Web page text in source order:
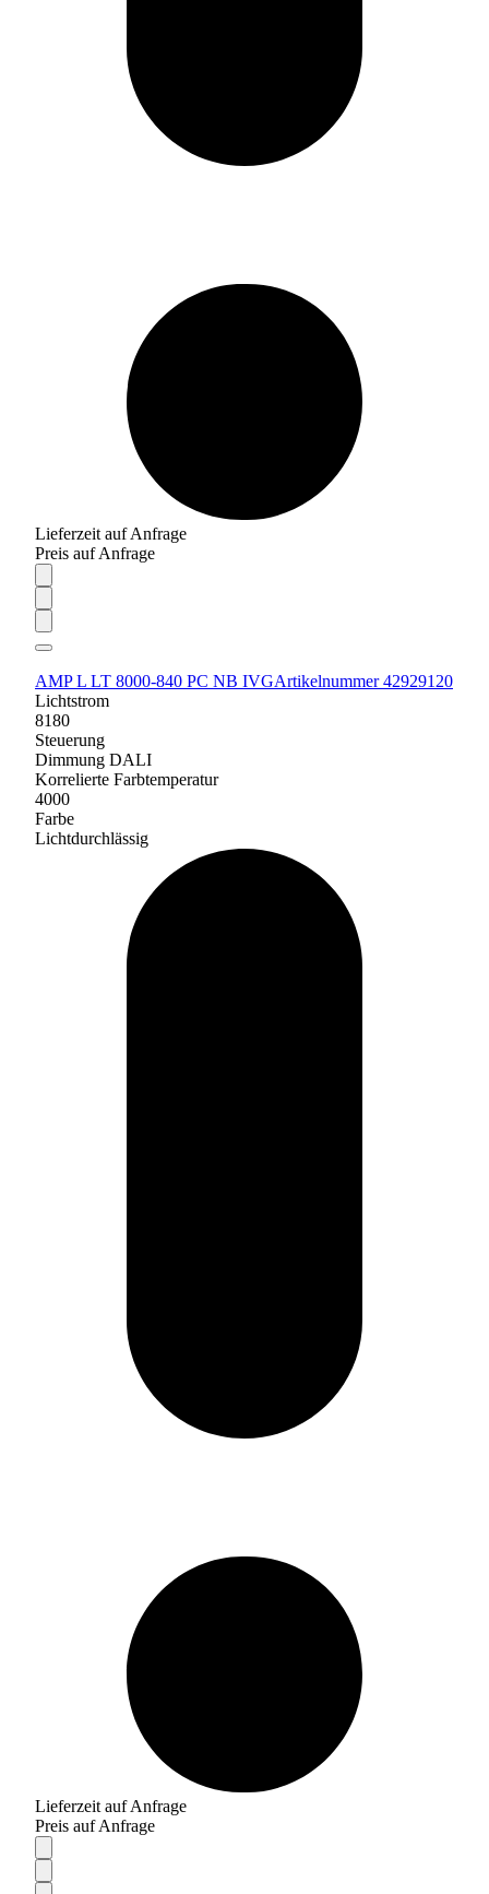
Lieferzeit auf Anfrage
Preis auf Anfrage
AMP L LT 8000-840 PC NB IVGArtikelnummer 42929120
Lichtstrom
8180
Steuerung
Dimmung DALI
Korrelierte Farbtemperatur
4000
Farbe
Lichtdurchlässig
Lieferzeit auf Anfrage
Preis auf Anfrage